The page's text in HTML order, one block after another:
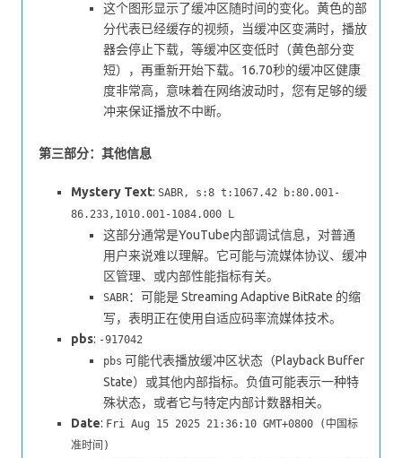
这个图形显示了缓冲区随时间的变化。黄色的部
分代表已经缓存的视频，当缓冲区变满时，播放
器会停止下载，等缓冲区变低时（黄色部分变
短），再重新开始下载。16.70秒的缓冲区健康
度非常高，意味着在网络波动时，您有足够的缓
冲来保证播放不中断。
第三部分：其他信息
Mystery Text: SABR, s:8 t:1067.42 b:80.001-
86.233,1010.001-1084.000 L
这部分通常是YouTube内部调试信息，对普通
用户来说难以理解。它可能与流媒体协议、缓冲
区管理、或内部性能指标有关。
SABR：可能是 Streaming Adaptive BitRate 的缩
写，表明正在使用自适应码率流媒体技术。
pbs: -917042
pbs 可能代表播放缓冲区状态（Playback Buffer
State）或其他内部指标。负值可能表示一种特
殊状态，或者它与特定内部计数器相关。
Date: Fri Aug 15 2025 21:36:10 GMT+0800 (中国标
准时间)